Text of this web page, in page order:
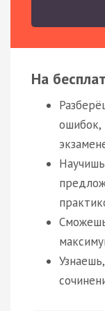
На
ошибок,